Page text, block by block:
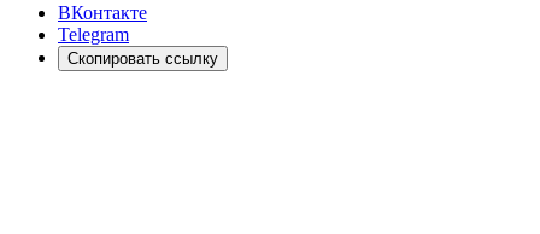
ВКонтакте
Telegram
Скопировать ссылку